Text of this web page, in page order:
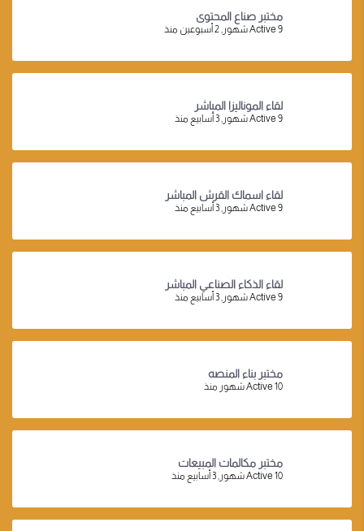
مختبر صناع المحتوى
Active 9 شهور, 2 أسبوعين منذ
لقاء الموناليزا المباشر
Active 9 شهور, 3 أسابيع منذ
لقاء اسماك القرش المباشر
Active 9 شهور, 3 أسابيع منذ
لقاء الذكاء الصناعي المباشر
Active 9 شهور, 3 أسابيع منذ
مختبر بناء المنصه
Active 10 شهور منذ
مختبر مكالمات المبيعات
Active 10 شهور, 3 أسابيع منذ